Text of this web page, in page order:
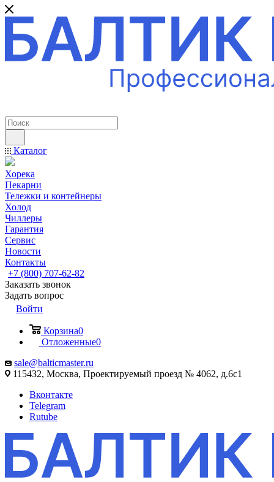
Каталог
Хорека
Пекарни
Тележки и контейнеры
Холод
Чиллеры
Гарантия
Сервис
Новости
Контакты
+7 (800) 707-62-82
Заказать звонок
Задать вопрос
Войти
Корзина0
Отложенные0
sale@balticmaster.ru
115432, Москва, Проектируемый проезд № 4062, д.6с1
Вконтакте
Telegram
Rutube